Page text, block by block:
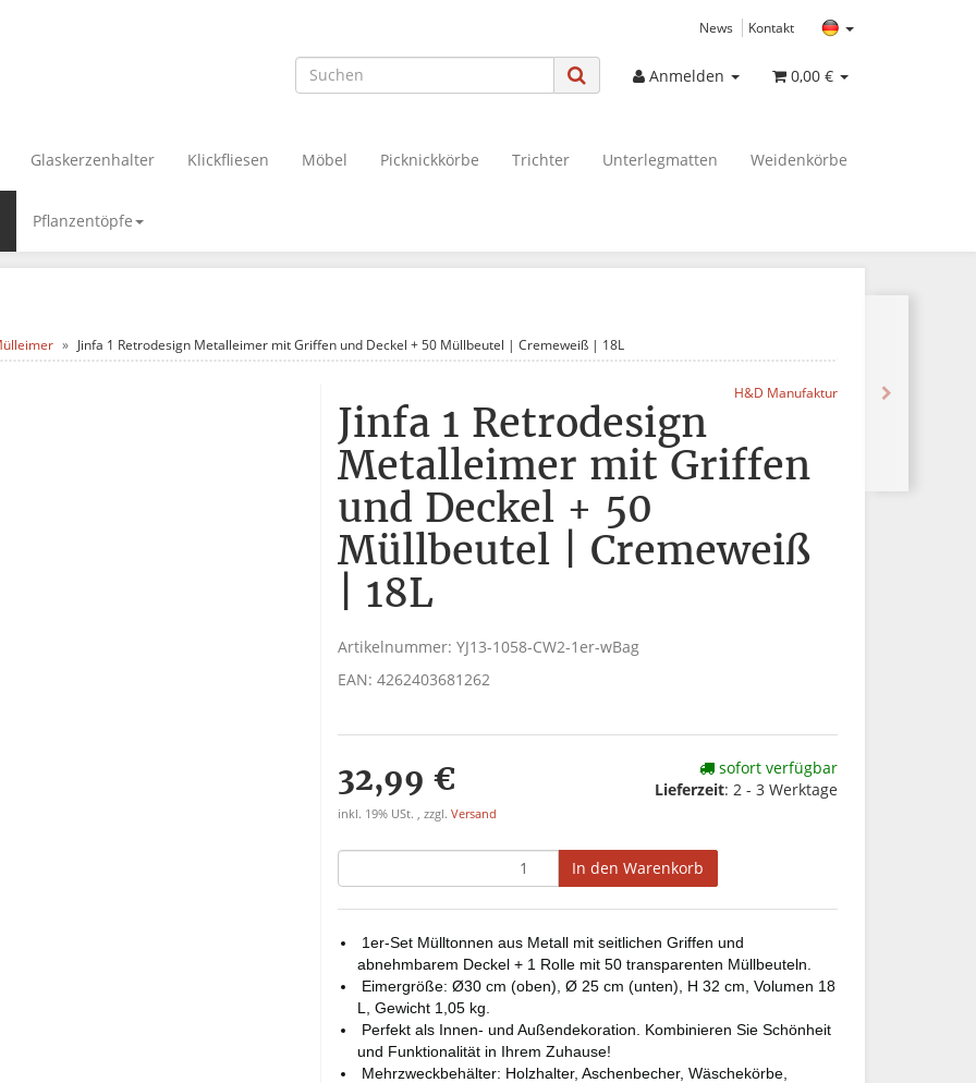
News Kontakt
Anmelden 0,00 €
Glaskerzenhalter Klickfliesen Möbel Picknickkörbe Trichter Unterlegmatten Weidenkörbe
Pflanzentöpfe
Jinfa 1 Retrodesign Metalleimer mit Griffen und Deckel + 50 Müllbeutel | Cremeweiß | 18L
H&D Manufaktur
Jinfa 1 Retrodesign
Metalleimer mit Griffen
und Deckel + 50
Müllbeutel | Cremeweiß
| 18L
Artikelnummer: YJ13-1058-CW2-1er-wBag
EAN: 4262403681262
32,99 €
inkl. 19% USt. , zzgl. Versand
sofort verfügbar
Lieferzeit: 2 - 3 Werktage
In den Warenkorb
1er-Set Mülltonnen aus Metall mit seitlichen Griffen und
abnehmbarem Deckel + 1 Rolle mit 50 transparenten Müllbeuteln.
Eimergröße: Ø30 cm (oben), Ø 25 cm (unten), H 32 cm, Volumen 18
L, Gewicht 1,05 kg.
Perfekt als Innen- und Außendekoration. Kombinieren Sie Schönheit
und Funktionalität in Ihrem Zuhause!
Mehrzweckbehälter: Holzhalter, Aschenbecher, Wäschekörbe,